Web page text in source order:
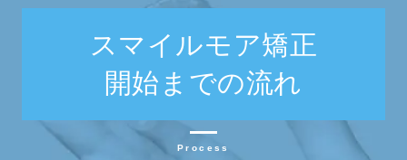
スマイルモア矯正
開始までの流れ
Process